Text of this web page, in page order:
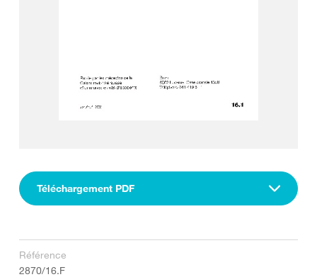
Téléchargement PDF
Référence
2870/16.F